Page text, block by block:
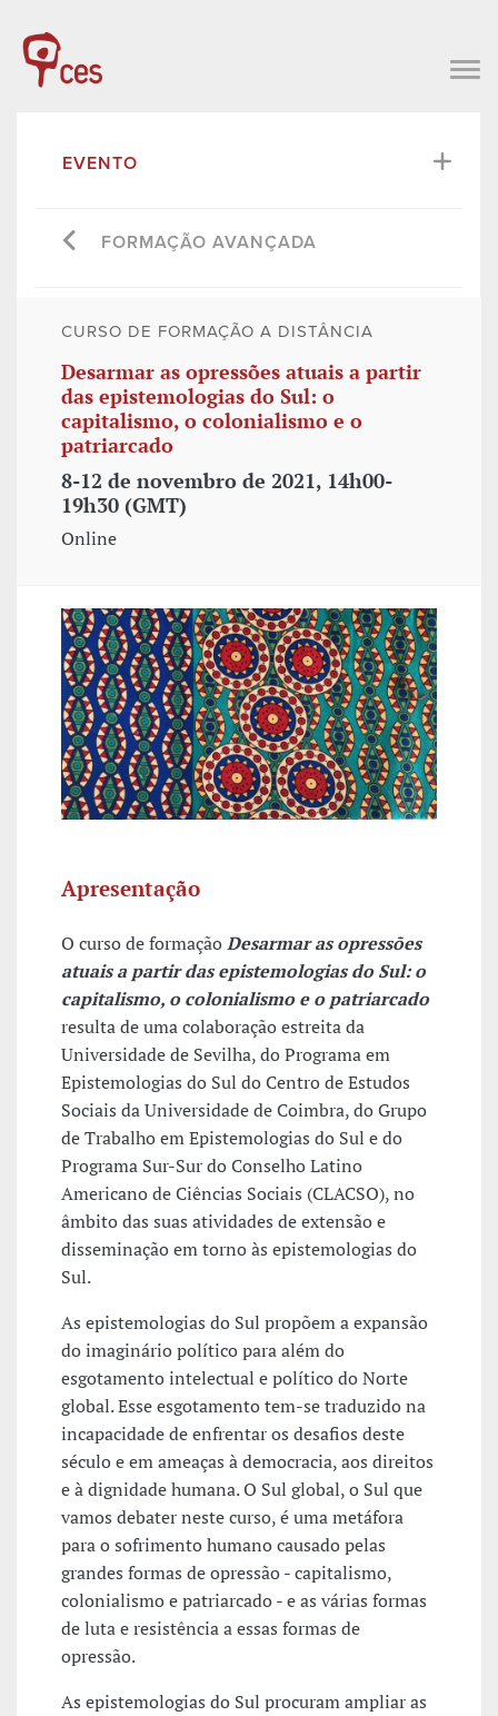
EVENTO
FORMAÇÃO AVANÇADA
CURSO DE FORMAÇÃO A DISTÂNCIA
Desarmar as opressões atuais a partir
das epistemologias do Sul: o
capitalismo, o colonialismo e o
patriarcado
8-12 de novembro de 2021, 14h00-
19h30 (GMT)
Online
Apresentação
O curso de formaçãoDesarmar as opressões
atuais a partir das epistemologias do Sul: o
capitalismo, o colonialismo e o patriarcado
resulta de uma colaboração estreita da
Universidade de Sevilha, do Programa em
Epistemologias do Sul do Centro de Estudos
Sociais da Universidade de Coimbra, do Grupo
de Trabalho em Epistemologias do Sul e do
Programa Sur-Sur do Conselho Latino
Americano de Ciências Sociais (CLACSO), no
âmbito das suas atividades de extensão e
disseminação em torno às epistemologias do
Sul.
As epistemologias do Sul propõem a expansão
do imaginário político para além do
esgotamento intelectual e político do Norte
global. Esse esgotamento tem-se traduzido na
incapacidade de enfrentar os desafios deste
século e em ameaças à democracia, aos direitos
e à dignidade humana. O Sul global, o Sul que
vamos debater neste curso, é uma metáfora
para o sofrimento humano causado pelas
grandes formas de opressão - capitalismo,
colonialismo e patriarcado - e as várias formas
de luta e resistência a essas formas de
opressão.
As epistemologias do Sul procuram ampliar as